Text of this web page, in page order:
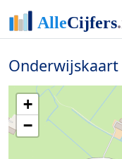
Onderwijskaart
+
−